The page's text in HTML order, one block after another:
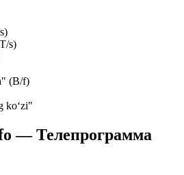
s)
(B/f)
ko‘zi"
— Телепрограмма